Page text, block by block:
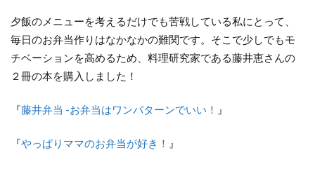
夕飯のメニューを考えるだけでも苦戦している私にとって、
毎日のお弁当作りはなかなかの難関です。そこで少しでもモ
チベーションを高めるため、料理研究家である藤井恵さんの
２冊の本を購入しました！
『藤井弁当 -お弁当はワンパターンでいい！ 』
『やっぱりママのお弁当が好き！ 』